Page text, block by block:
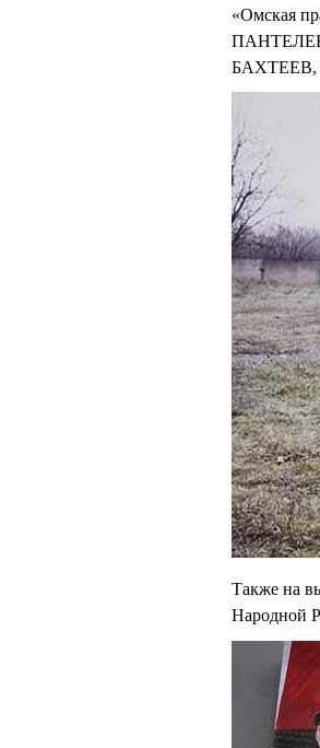
«Омская
БАХТЕЕВ,
Также на
Народной